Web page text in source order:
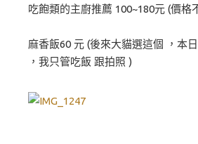
吃飽類的主廚推薦 100~180元 (價格
麻香飯60 元 (後來大貓選這個 ，本
，我只管吃飯 跟拍照 )